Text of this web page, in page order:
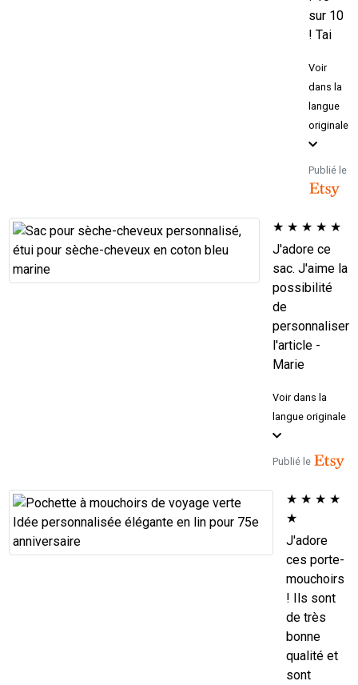
sur 10
! Tai
Voir
dans la
langue
originale
Publié le
★ ★ ★ ★ ★
J'adore ce
sac. J'aime la
possibilité
de
personnaliser
l'article -
Marie
Voir dans la
langue originale
Publié le
★ ★ ★ ★
★
J'adore
ces porte-
mouchoirs
! Ils sont
de très
bonne
qualité et
sont